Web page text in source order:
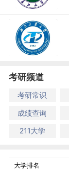
考研频道
考研常识
成绩查询
211大学